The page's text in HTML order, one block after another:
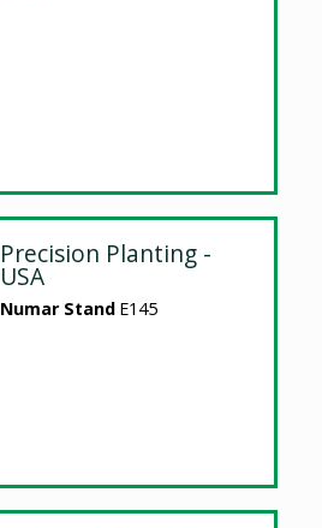
Precision Planting -
USA
Numar Stand E145